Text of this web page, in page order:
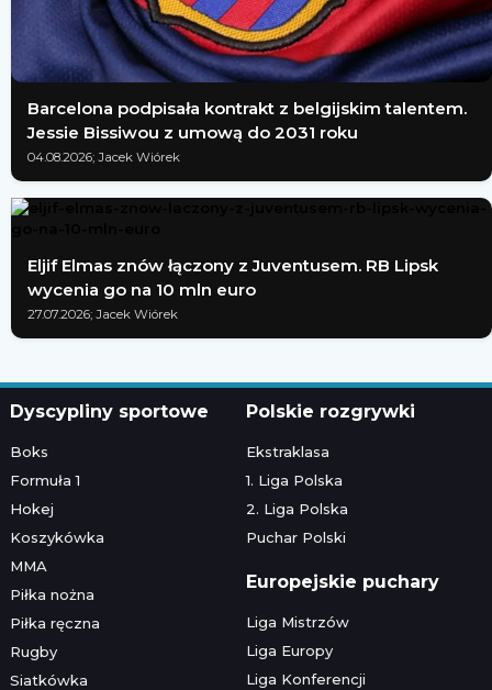
Barcelona podpisała kontrakt z belgijskim talentem.
Jessie Bissiwou z umową do 2031 roku
04.08.2026; Jacek Wiórek
Eljif Elmas znów łączony z Juventusem. RB Lipsk
wycenia go na 10 mln euro
27.07.2026; Jacek Wiórek
Dyscypliny sportowe
Boks
Formuła 1
Hokej
Koszykówka
MMA
Piłka nożna
Piłka ręczna
Rugby
Siatkówka
Polskie rozgrywki
Ekstraklasa
1. Liga Polska
2. Liga Polska
Puchar Polski
Europejskie puchary
Liga Mistrzów
Liga Europy
Liga Konferencji